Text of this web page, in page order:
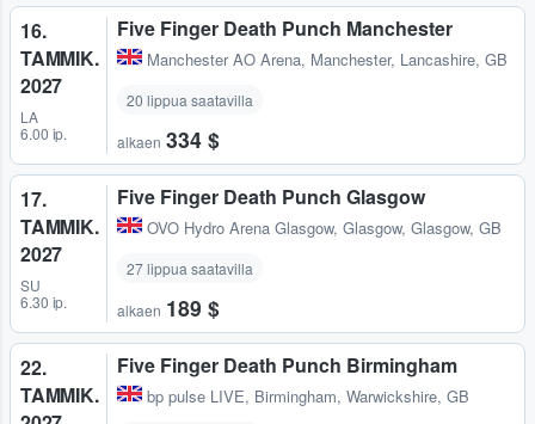
16.
TAMMIK.
2027
LA
6.00 ip.
Five Finger Death Punch Manchester
Manchester AO Arena, Manchester, Lancashire, GB
20 lippua saatavilla
alkaen 334 $
17.
TAMMIK.
2027
SU
6.30 ip.
Five Finger Death Punch Glasgow
OVO Hydro Arena Glasgow, Glasgow, Glasgow, GB
27 lippua saatavilla
alkaen 189 $
22.
TAMMIK.
Five Finger Death Punch Birmingham
bp pulse LIVE, Birmingham, Warwickshire, GB